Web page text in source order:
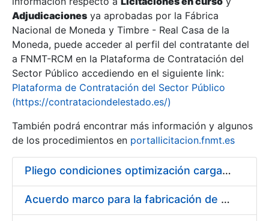
Erakutsi/Ezkutatu
Erakutsi/Ezkutatu
Erakutsi/Ezkutatu
Adjudicaciones ya aprobadas por la Fábrica
Nacional de Moneda y Timbre - Real Casa de la
Moneda, puede acceder al perfil del contratante del
a FNMT-RCM en la Plataforma de Contratación del
Sector Público accediendo en el siguiente link:
Plataforma de Contratación del Sector Público
(https://contrataciondelestado.es/)
También podrá encontrar más información y algunos
de los procedimientos en portallicitacion.fnmt.es
Pliego condiciones optimización cargas compras firmado
Acuerdo marco para la fabricación de piezas